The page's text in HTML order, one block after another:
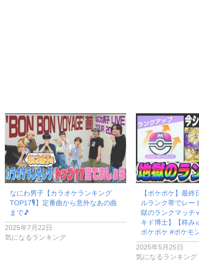
なにわ男子【カラオケランキング
TOP17🎙️】定番曲から意外なあの曲
まで🎵
2025年7月22日
気になるランキング
【ポケポケ】最
ルランク帯でレー
獄のランクマッチ
キド博士】【柊み
ポケポケ #ポケモ
2025年5月25日
気になるランキング